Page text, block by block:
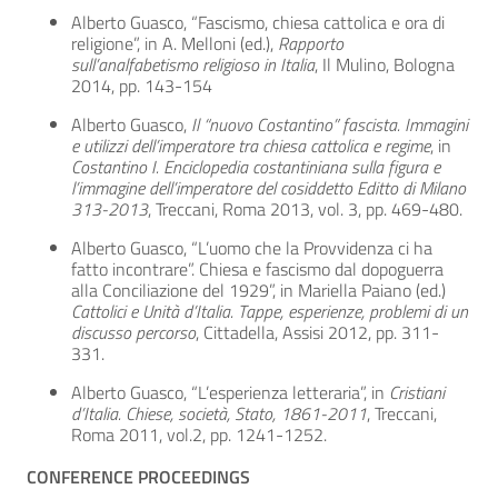
Alberto Guasco, “Fascismo, chiesa cattolica e ora di
religione”, in A. Melloni (ed.), Rapporto
sull’analfabetismo religioso in Italia, Il Mulino, Bologna
2014, pp. 143-154
Alberto Guasco, Il “nuovo Costantino” fascista. Immagini
e utilizzi dell’imperatore tra chiesa cattolica e regime, in
Costantino I. Enciclopedia costantiniana sulla figura e
l’immagine dell’imperatore del cosiddetto Editto di Milano
313-2013, Treccani, Roma 2013, vol. 3, pp. 469-480.
Alberto Guasco, “L’uomo che la Provvidenza ci ha
fatto incontrare”. Chiesa e fascismo dal dopoguerra
alla Conciliazione del 1929”, in Mariella Paiano (ed.)
Cattolici e Unità d’Italia. Tappe, esperienze, problemi di un
discusso percorso, Cittadella, Assisi 2012, pp. 311-
331.
Alberto Guasco, “L’esperienza letteraria”, in Cristiani
d’Italia. Chiese, società, Stato, 1861-2011, Treccani,
Roma 2011, vol.2, pp. 1241-1252.
CONFERENCE PROCEEDINGS